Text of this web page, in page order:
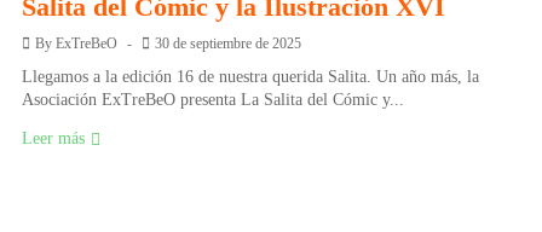
Salita del Cómic y la Ilustración XVI
By ExTreBeO 30 de septiembre de 2025
Llegamos a la edición 16 de nuestra querida Salita. Un año más, la
Asociación ExTreBeO presenta La Salita del Cómic y...
Leer más